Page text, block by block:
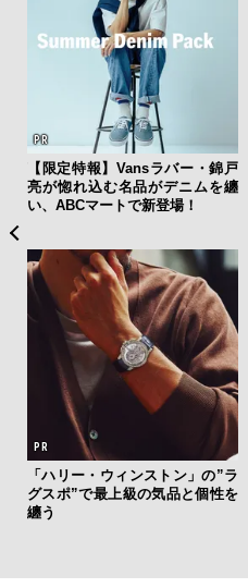
【限定特報】Vansラバー・錦戸
亮が惚れ込む名品がデニムを纏
い、ABCマートで新登場！
「ハリー・ウィンストン」の”ラ
グスポ”で最上級の気品と個性を
纏う